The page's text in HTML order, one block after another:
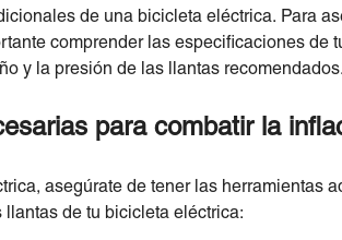
de una bicicleta eléctrica. Para
comprender las especificaciones de
y la presión de las llantas recomendados.
para combatir la
asegúrate de tener las herramientas
llantas de tu bicicleta eléctrica: